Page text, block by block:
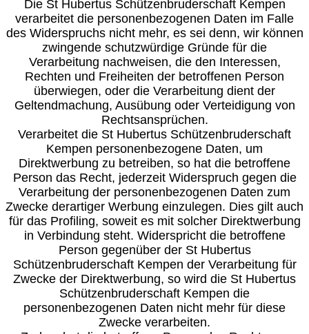
Die St Hubertus Schützenbruderschaft Kempen
verarbeitet die personenbezogenen Daten im Falle
des Widerspruchs nicht mehr, es sei denn, wir können
zwingende schutzwürdige Gründe für die
Verarbeitung nachweisen, die den Interessen,
Rechten und Freiheiten der betroffenen Person
überwiegen, oder die Verarbeitung dient der
Geltendmachung, Ausübung oder Verteidigung von
Rechtsansprüchen.
Verarbeitet die St Hubertus Schützenbruderschaft
Kempen personenbezogene Daten, um
Direktwerbung zu betreiben, so hat die betroffene
Person das Recht, jederzeit Widerspruch gegen die
Verarbeitung der personenbezogenen Daten zum
Zwecke derartiger Werbung einzulegen. Dies gilt auch
für das Profiling, soweit es mit solcher Direktwerbung
in Verbindung steht. Widerspricht die betroffene
Person gegenüber der St Hubertus
Schützenbruderschaft Kempen der Verarbeitung für
Zwecke der Direktwerbung, so wird die St Hubertus
Schützenbruderschaft Kempen die
personenbezogenen Daten nicht mehr für diese
Zwecke verarbeiten.